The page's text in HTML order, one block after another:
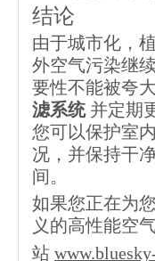
结论
由于城市化，
外空气污染继
要性不能被夸
滤系统并定期
您可以保护室
况，并保持干
间。
如果您正在为
义的高性能空
站